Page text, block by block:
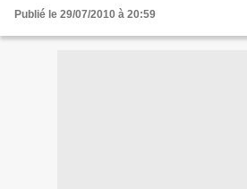
Publié le 29/07/2010 à 20:59